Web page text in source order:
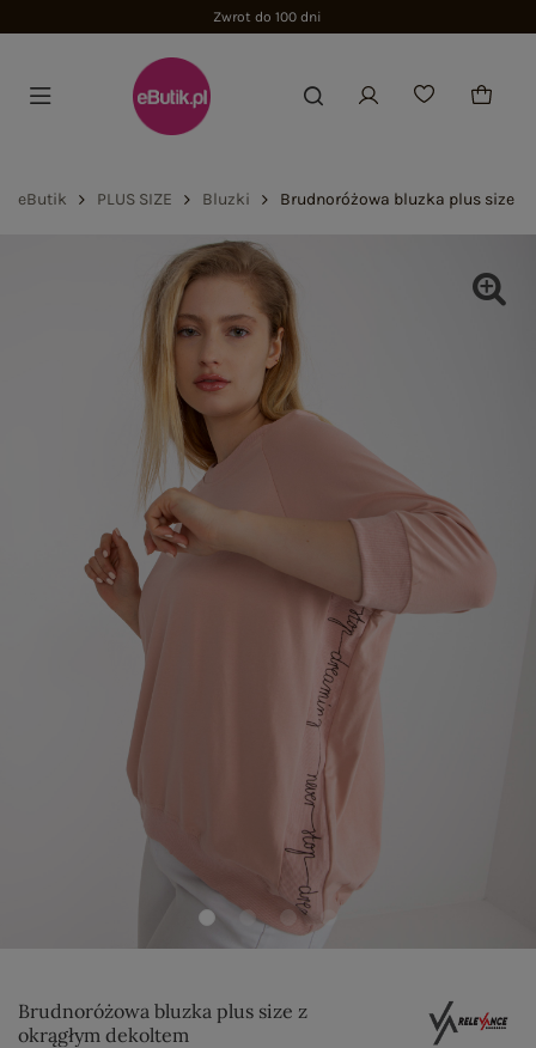
Zwrot do 100 dni
eButik PLUS SIZE Bluzki Brudnoróżowa bluzka plus size z
Brudnoróżowa bluzka plus size z
okrągłym dekoltem